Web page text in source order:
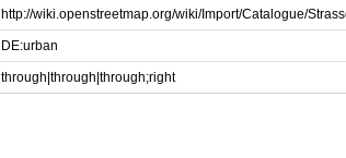
http://wiki.openstreetmap.org/wiki/Import/Catalogue/
DE:urban
through|through|through;right